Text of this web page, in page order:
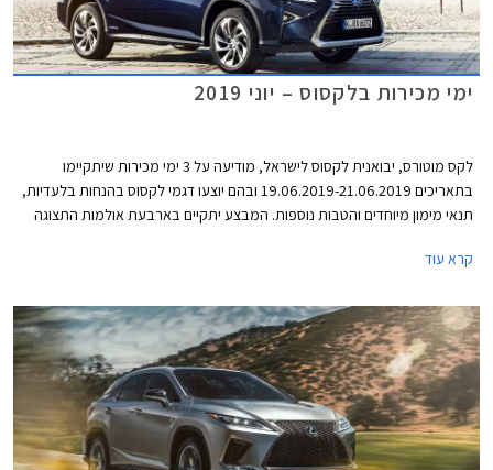
ימי מכירות בלקסוס – יוני 2019
לקס מוטורס, יבואנית לקסוס לישראל, מודיעה על 3 ימי מכירות שיתקיימו
בתאריכים 19.06.2019-21.06.2019 ובהם יוצעו דגמי לקסוס בהנחות בלעדיות,
תנאי מימון מיוחדים והטבות נוספות. המבצע יתקיים בארבעת אולמות התצוגה
קרא עוד